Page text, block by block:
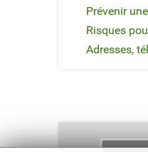
Prévenir
Risques
Adresses,